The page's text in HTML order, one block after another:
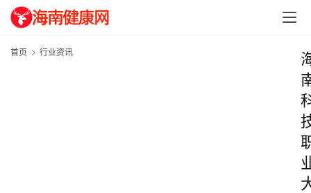
首页 行业资讯